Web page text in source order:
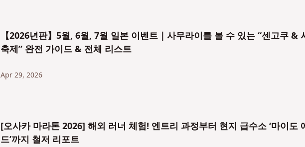
【2026년판】5월, 6월, 7월 일본 이벤트｜사무라이를 볼 수 있는 “센고쿠 &
축제” 완전 가이드 & 전체 리스트
Apr 29, 2026
[오사카 마라톤 2026] 해외 러너 체험! 엔트리 과정부터 현지 급수소 ‘마이도
드’까지 철저 리포트